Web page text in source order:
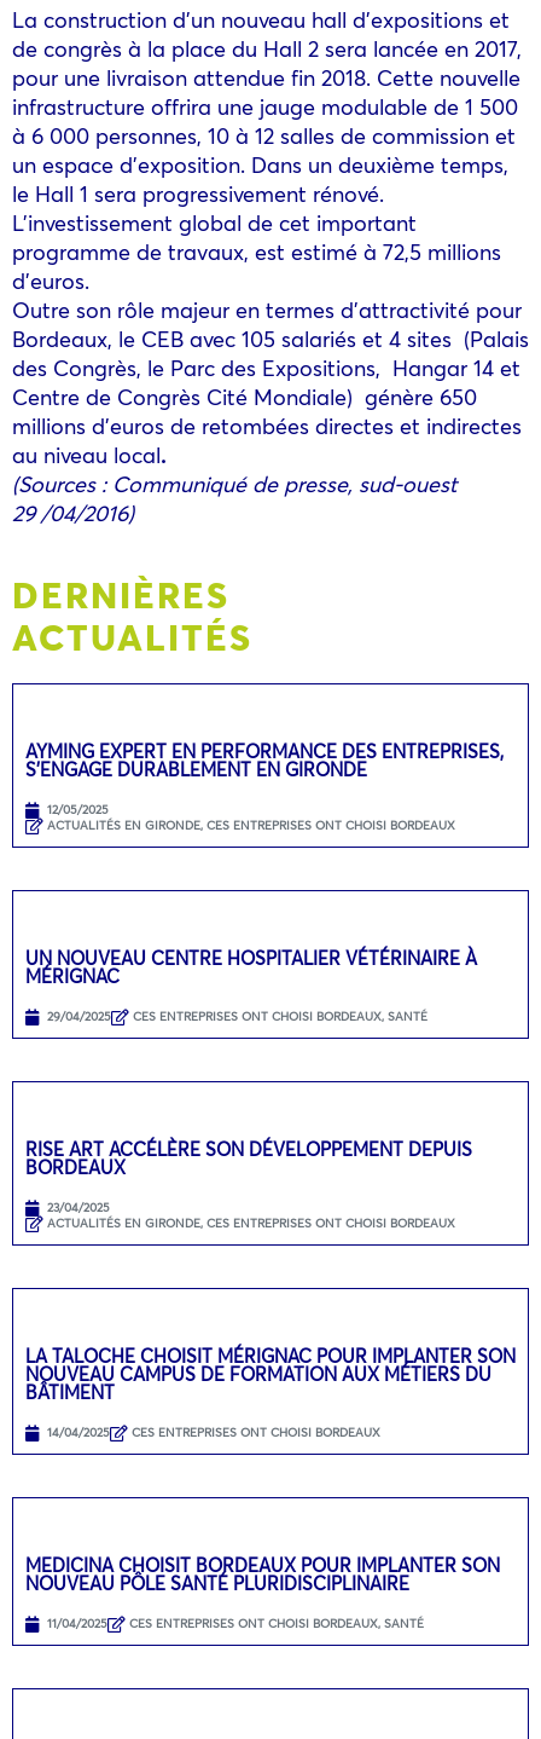
La construction d’un nouveau hall d’expositions et
de congrès à la place du Hall 2 sera lancée en 2017,
pour une livraison attendue fin 2018. Cette nouvelle
infrastructure offrira une jauge modulable de 1 500
à 6 000 personnes, 10 à 12 salles de commission et
un espace d’exposition. Dans un deuxième temps,
le Hall 1 sera progressivement rénové.
L’investissement global de cet important
programme de travaux, est estimé à 72,5 millions
d’euros.
Outre son rôle majeur en termes d’attractivité pour
Bordeaux, le CEB avec 105 salariés et 4 sites (Palais
des Congrès, le Parc des Expositions, Hangar 14 et
Centre de Congrès Cité Mondiale) génère 650
millions d’euros de retombées directes et indirectes
au niveau local.
(Sources : Communiqué de presse, sud-ouest
29 /04/2016)
DERNIÈRES
ACTUALITÉS
AYMING EXPERT EN PERFORMANCE DES ENTREPRISES,
S’ENGAGE DURABLEMENT EN GIRONDE
12/05/2025
ACTUALITÉS EN GIRONDE, CES ENTREPRISES ONT CHOISI BORDEAUX
UN NOUVEAU CENTRE HOSPITALIER VÉTÉRINAIRE À
MÉRIGNAC
29/04/2025 CES ENTREPRISES ONT CHOISI BORDEAUX, SANTÉ
RISE ART ACCÉLÈRE SON DÉVELOPPEMENT DEPUIS
BORDEAUX
23/04/2025
ACTUALITÉS EN GIRONDE, CES ENTREPRISES ONT CHOISI BORDEAUX
LA TALOCHE CHOISIT MÉRIGNAC POUR IMPLANTER SON
NOUVEAU CAMPUS DE FORMATION AUX MÉTIERS DU
BÂTIMENT
14/04/2025 CES ENTREPRISES ONT CHOISI BORDEAUX
MEDICINA CHOISIT BORDEAUX POUR IMPLANTER SON
NOUVEAU PÔLE SANTÉ PLURIDISCIPLINAIRE
11/04/2025 CES ENTREPRISES ONT CHOISI BORDEAUX, SANTÉ